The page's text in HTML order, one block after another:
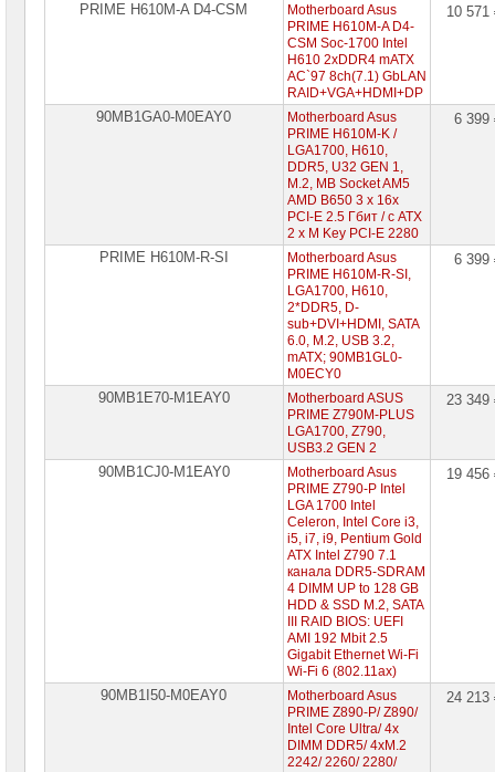
PRIME H610M-A D4-CSM
Motherboard Asus
PRIME H610M-A D4-
CSM Soc-1700 Intel
H610 2xDDR4 mATX
AC`97 8ch(7.1) GbLAN
RAID+VGA+HDMI+DP
10
90MB1GA0-M0EAY0
Motherboard Asus
PRIME H610M-K /
LGA1700, H610,
DDR5, U32 GEN 1,
M.2, MB Socket AM5
AMD B650 3 x 16x
PCI-E 2.5 Гбит / с ATX
2 x M Key PCI-E 2280
6
PRIME H610M-R-SI
Motherboard Asus
PRIME H610M-R-SI,
LGA1700, H610,
2*DDR5, D-
sub+DVI+HDMI, SATA
6.0, M.2, USB 3.2,
mATX; 90MB1GL0-
M0ECY0
6
90MB1E70-M1EAY0
Motherboard ASUS
PRIME Z790M-PLUS
LGA1700, Z790,
USB3.2 GEN 2
23
90MB1CJ0-M1EAY0
Motherboard Asus
PRIME Z790-P Intel
LGA 1700 Intel
Celeron, Intel Core i3,
i5, i7, i9, Pentium Gold
ATX Intel Z790 7.1
канала DDR5-SDRAM
4 DIMM UP to 128 GB
HDD & SSD M.2, SATA
III RAID BIOS: UEFI
AMI 192 Mbit 2.5
Gigabit Ethernet Wi-Fi
Wi-Fi 6 (802.11ax)
19
90MB1I50-M0EAY0
Motherboard Asus
PRIME Z890-P/ Z890/
Intel Core Ultra/ 4x
DIMM DDR5/ 4xM.2
2242/ 2260/ 2280/
24